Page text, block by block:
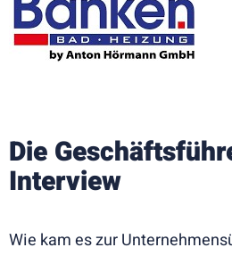
Die
Interview
Wie kam es zur